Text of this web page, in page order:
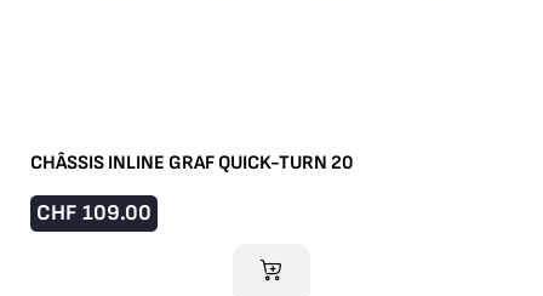
CHÂSSIS INLINE GRAF QUICK-TURN 20
CHF 109.00
IM WARENKORB